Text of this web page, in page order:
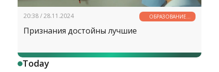
20:38 / 28.11.2024
ОБРАЗОВАНИЕ
ВСЕГДА И ВЕЗДЕ
Признания достойны лучшие
Today